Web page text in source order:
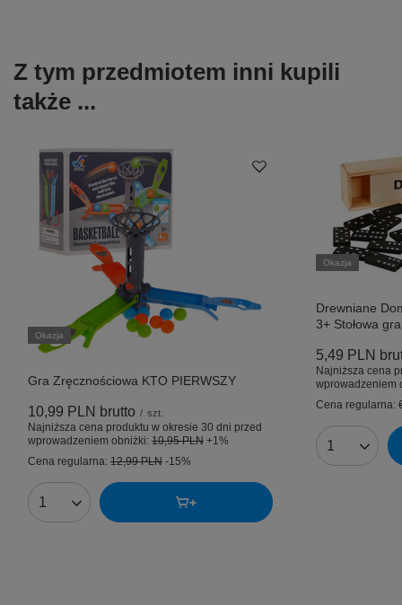
Z tym przedmiotem inni kupili
także ...
Okazja
Gra Zręcznościowa KTO PIERWSZY
10,99 PLN brutto / szt.
Najniższa cena produktu w okresie 30 dni przed
wprowadzeniem obniżki: 10,95 PLN +1%
Cena regularna: 12,99 PLN -15%
Ilość produktów
Okazja
Drewniane
3+ Stołowa
5,49 PLN
Najniższa cena
wprowadzeniem
Cena regularna:
Ilość